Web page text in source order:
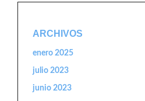
ARCHIVOS
enero 2025
julio 2023
junio 2023